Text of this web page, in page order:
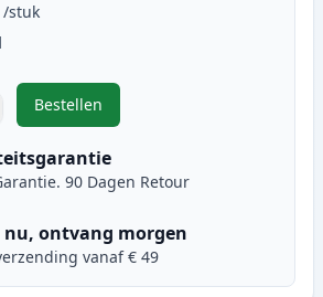
/stuk
om aan te passen
Bestellen
,2 stuks Brother TN2220
90 Dagen Retour
nu, ontvang morgen
vanaf € 49